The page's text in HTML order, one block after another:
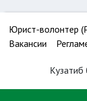
Юрист-волонтер
Вакансии
Кузатиб